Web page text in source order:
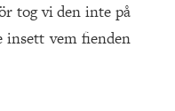
tog vi den inte på
insett vem fienden